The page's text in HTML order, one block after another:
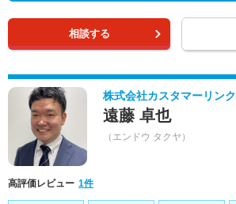
相談する
株式会社カスタマーリン
遠藤 卓也
（エンドウ タクヤ）
高評価レビュー 1件